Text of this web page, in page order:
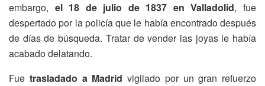
embargo, el 18 de julio de 1837 en Valladolid, fue
despertado por la policía que le había encontrado después
de días de búsqueda. Tratar de vender las joyas le había
acabado delatando.
Fue trasladado a Madrid vigilado por un gran refuerzo